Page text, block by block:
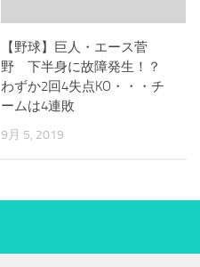
【野球】巨人・エース菅
野 下半身に故障発生！？
わずか2回4失点KO・・・チ
ームは4連敗
9月 5, 2019